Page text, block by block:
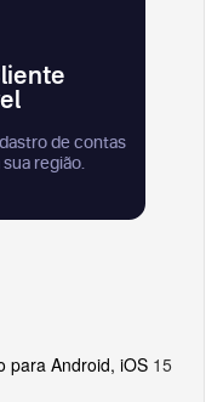
para Android, iOS 15